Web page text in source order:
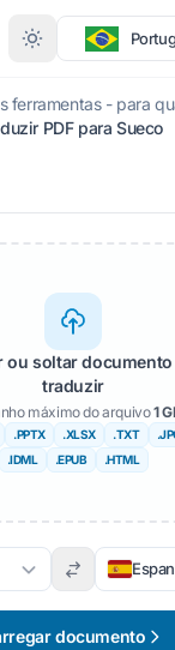
ferramentas - para
PDF para Sueco
ou soltar documento
traduzir
máximo do arquivo1
.PPTX .XLSX .TXT
.IDML
.EPUB .HTML
documento